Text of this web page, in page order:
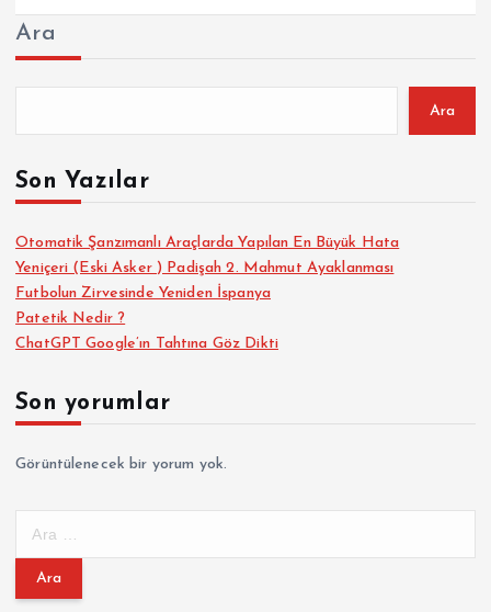
Ara
Ara
Son Yazılar
Otomatik Şanzımanlı Araçlarda Yapılan En Büyük Hata
Yeniçeri (Eski Asker ) Padişah 2. Mahmut Ayaklanması
Futbolun Zirvesinde Yeniden İspanya
Patetik Nedir ?
ChatGPT Google’ın Tahtına Göz Dikti
Son yorumlar
Görüntülenecek bir yorum yok.
m